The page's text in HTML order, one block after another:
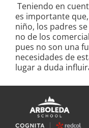
Teniendo en
es importante
niño, los padres
no de los
pues no son una
necesidades de
lugar a duda